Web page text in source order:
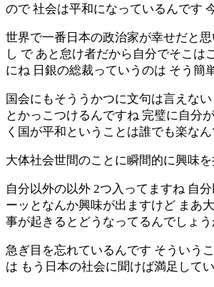
ので 社会は平和になっているんです
世界で一番日本の政治家が幸せだと
し で あと怠け者だから自分でそこ
にね 日銀の総裁っていうのは そう簡
国会にもそううかつに文句は言えな
とかっこつけるんですね 完璧に自分
く国が平和ということは誰でも楽な
大体社会世間のことに瞬間的に興味
自分以外の以外 2つ入ってますね 自
ーッとなんか興味が出ますけど まあ
事が起きるとどうなってるんでしょ
急ぎ目を忘れているんです そういう
は もう日本の社会に聞けば満足して